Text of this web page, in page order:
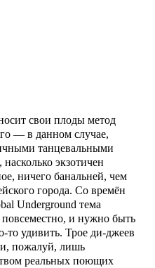
свои плоды метод
— в данном случае,
танцевальными
экзотичен
ничего банальней, чем
города. Со времён
Underground тема
повсеместно, и нужно быть
то удивить. Трое ди-джеев
пожалуй, лишь
реальных поющих